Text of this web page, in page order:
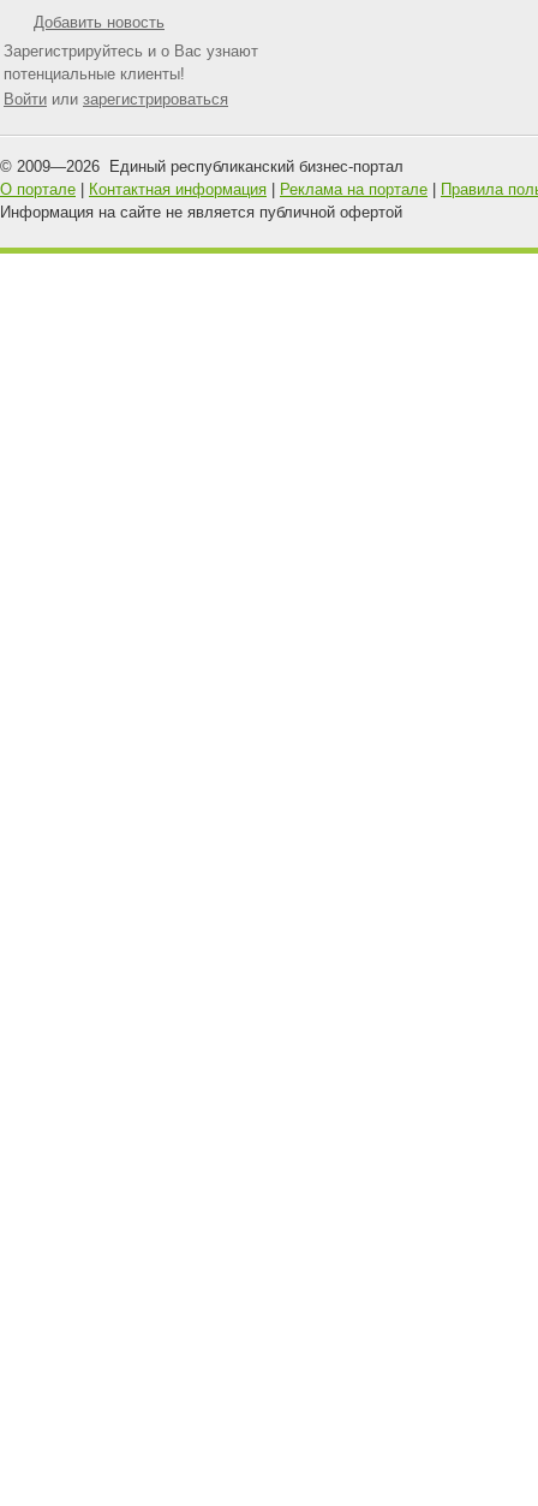
Добавить новость
Зарегистрируйтесь и о Вас узнают
потенциальные клиенты!
Войти или зарегистрироваться
© 2009—2026 Единый республиканский бизнес-портал
О портале
Контактная информация Реклама на портале
Правила
Информация на сайте не является публичной офертой